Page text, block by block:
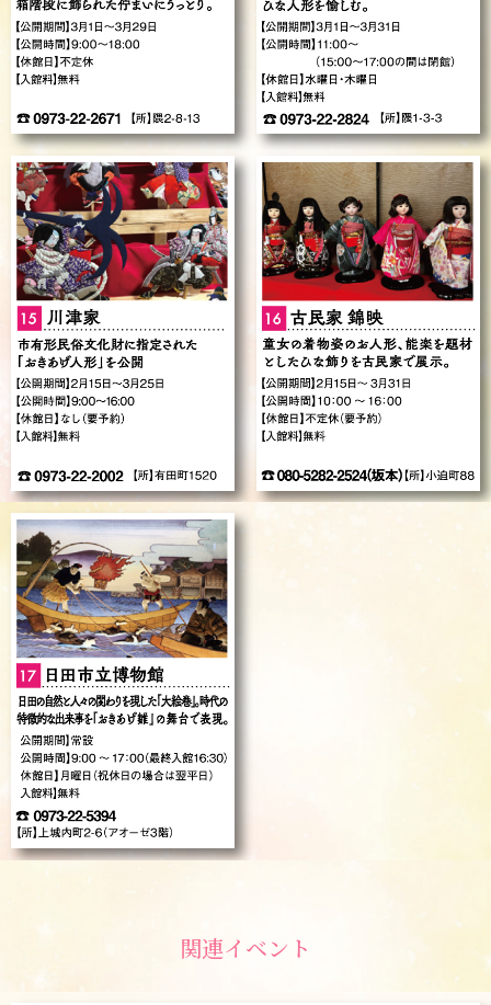
関連イベント